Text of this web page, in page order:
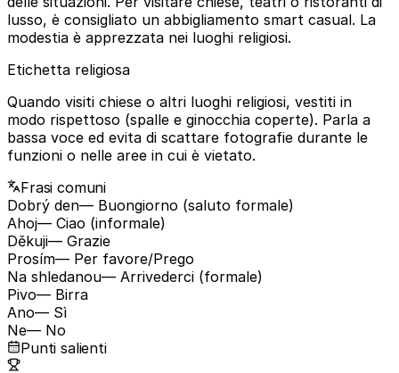
lusso, è consigliato un abbigliamento smart casual. La
modestia è apprezzata nei luoghi religiosi.
Etichetta religiosa
Quando visiti chiese o altri luoghi religiosi, vestiti in
modo rispettoso (spalle e ginocchia coperte). Parla a
bassa voce ed evita di scattare fotografie durante le
funzioni o nelle aree in cui è vietato.
Frasi comuni
Dobrý den— Buongiorno (saluto formale)
Ahoj— Ciao (informale)
Děkuji— Grazie
Prosím— Per favore/Prego
Na shledanou— Arrivederci (formale)
Pivo— Birra
Ano— Sì
Ne— No
Punti salienti